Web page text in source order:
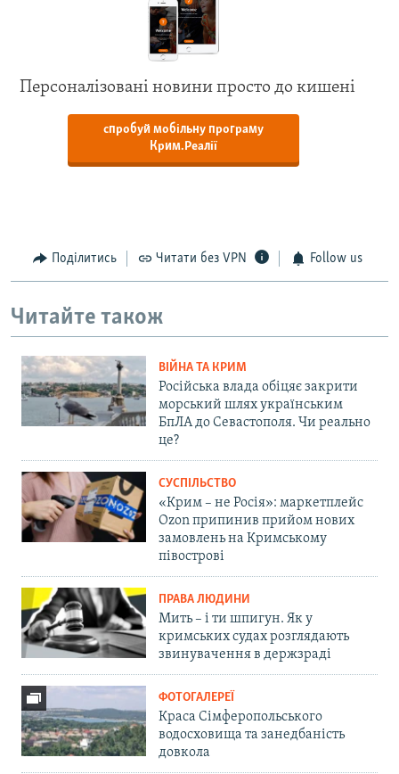
Персоналізовані новини просто до кишені
спробуй мобільну програму
Крим.Реалії
Поділитись Читати без VPN Follow us
Читайте також
ВІЙНА ТА КРИМ
Російська влада обіцяє закрити
морський шлях українським
БпЛА до Севастополя. Чи реально
це?
СУСПІЛЬСТВО
«Крим – не Росія»: маркетплейс
Ozon припинив прийом нових
замовлень на Кримському
півострові
ПРАВА ЛЮДИНИ
Мить – і ти шпигун. Як у
кримських судах розглядають
звинувачення в держзраді
ФОТОГАЛЕРЕЇ
Краса Сімферопольського
водосховища та занедбаність
довкола